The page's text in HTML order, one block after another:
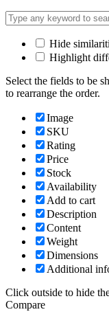
Hide
Highlight
Select the fields to be
to rearrange the order.
Image
SKU
Rating
Price
Stock
Availability
Add to cart
Description
Content
Weight
Dimensions
Additional
Click outside to hide
Compare